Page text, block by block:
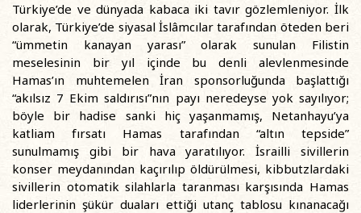
Türkiye’de ve dünyada kabaca iki tavır gözlemleniyor. İlk
olarak, Türkiye’de siyasal İslâmcılar tarafından öteden beri
“ümmetin kanayan yarası” olarak sunulan Filistin
meselesinin bir yıl içinde bu denli alevlenmesinde
Hamas’ın muhtemelen İran sponsorluğunda başlattığı
“akılsız 7 Ekim saldırısı”nın payı neredeyse yok sayılıyor;
böyle bir hadise sanki hiç yaşanmamış, Netanhayu’ya
katliam fırsatı Hamas tarafından “altın tepside”
sunulmamış gibi bir hava yaratılıyor. İsrailli sivillerin
konser meydanından kaçırılıp öldürülmesi, kibbutzlardaki
sivillerin otomatik silahlarla taranması karşısında Hamas
liderlerinin şükür duaları ettiği utanç tablosu kınanacağı